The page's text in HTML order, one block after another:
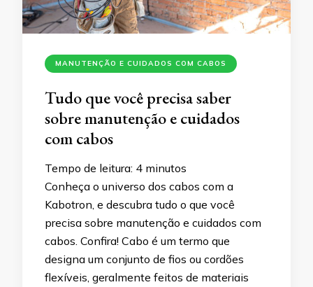
MANUTENÇÃO E CUIDADOS COM CABOS
Tudo que você precisa saber
sobre manutenção e cuidados
com cabos
Tempo de leitura: 4 minutos
Conheça o universo dos cabos com a
Kabotron, e descubra tudo o que você
precisa sobre manutenção e cuidados com
cabos. Confira! Cabo é um termo que
designa um conjunto de fios ou cordões
flexíveis, geralmente feitos de materiais